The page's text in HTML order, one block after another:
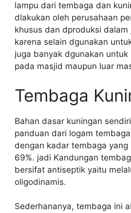
lampu dari tembaga dan
dlakukan oleh perusahaan
khusus dan dproduksi dalam
karena selain dgunakan
juga banyak dgunakan
pada masjid maupun luar
Tembaga
Bahan dasar kuningan
panduan dari logam
dengan kadar tembaga yang
69%. jadi Kandungan
bersifat antiseptik yaitu
oligodinamis.
Sederhananya, tembaga ini